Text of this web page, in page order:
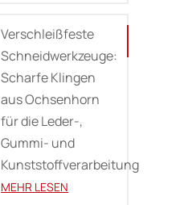
Verschleißfeste
Schneidwerkzeuge:
Scharfe Klingen
aus Ochsenhorn
für die Leder-,
Gummi- und
Kunststoffverarbeitung
MEHR LESEN